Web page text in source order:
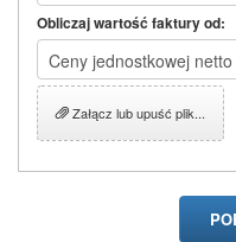
Obliczaj wartość faktury od:
Załącz lub upuść plik...